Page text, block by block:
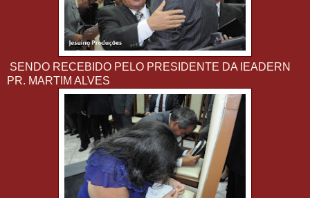
SENDO RECEBIDO PELO PRESIDENTE DA IEADERN
PR. MARTIM ALVES